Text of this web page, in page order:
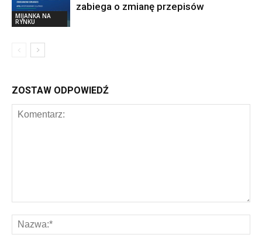
MIJANKA NA
RYNKU
zabiega o zmianę przepisów
ZOSTAW ODPOWIEDŹ